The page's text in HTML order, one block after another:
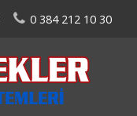
0 384 212 10 30